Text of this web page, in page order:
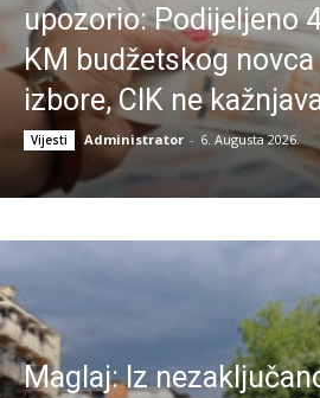
upozorio: Podijeljeno
KM budžetskog novca
izbore, CIK ne
Vijesti Administrator - 6. Augusta 2026.
Maglaj: Iz